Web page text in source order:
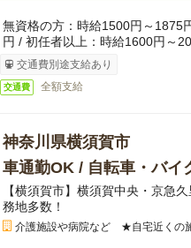
無資格の方：時給1500円～1875
円 / 初任者以上：時給1600円～
交通費別途支給あり
交通費 全額支給
神奈川県横須賀市
車通勤OK / 自転車・バイ
【横須賀市】横須賀中央・京急
務地多数！
介護施設や病院など ★自宅近くの